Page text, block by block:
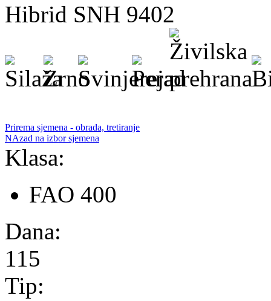
Hibrid SNH 9402
Prirema sjemena - obrada, tretiranje
NAzad na izbor sjemena
Klasa:
FAO 400
Dana:
115
Tip: